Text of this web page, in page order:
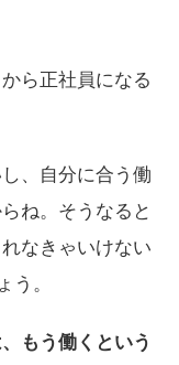
ら正社員になる
、自分に合う働
ね。そうなると
なきゃいけない
う。
もう働くという